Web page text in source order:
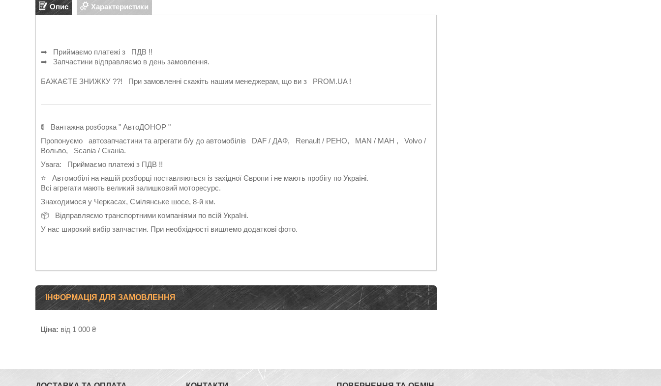
Опис Характеристики
➡ Приймаємо платежі з ПДВ !!
➡ Запчастини відправляємо в день замовлення.
БАЖАЄТЕ ЗНИЖКУ ??! При замовленні скажіть нашим менеджерам, що ви з PROM.UA !
🚦 Вантажна розборка " АвтоДОНОР "
Пропонуємо автозапчастини та агрегати б/у до автомобілів DAF / ДАФ, Renault / РЕНО, MAN / МАН , Volvo /
Вольво, Scania / Сканіа.
Увага: Приймаємо платежі з ПДВ !!
⭐ Автомобілі на нашій розборці поставляються із західної Європи і не мають пробігу по Україні.
Всі агрегати мають великий залишковий моторесурс.
Знаходимося у Черкасах, Смілянське шосе, 8-й км.
📦 Відправляємо транспортними компаніями по всій Україні.
У нас широкий вибір запчастин. При необхідності вишлемо додаткові фото.
ІНФОРМАЦІЯ ДЛЯ ЗАМОВЛЕННЯ
Ціна: від 1 000 ₴